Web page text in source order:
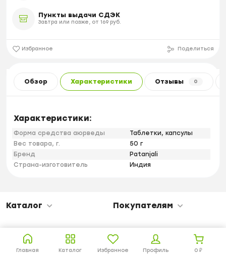
Главная Каталог Избранное Профиль 0₽
Пункты выдачи СДЭК
Завтра или позже, от 169 руб.
Избранное Поделиться
Обзор Характеристики Отзывы 0
Характеристики:
Форма средства аюрведы
Таблетки, капсулы
Вес товара, г.
50 г
Бренд
Patanjali
Страна-изготовитель
Индия
Каталог Покупателям